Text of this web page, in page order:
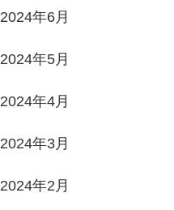
2024年6月
2024年5月
2024年4月
2024年3月
2024年2月